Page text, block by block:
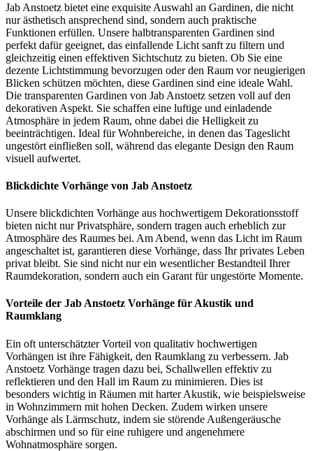
Jab Anstoetz bietet eine exquisite Auswahl an Gardinen, die nicht
nur ästhetisch ansprechend sind, sondern auch praktische
Funktionen erfüllen. Unsere halbtransparenten Gardinen sind
perfekt dafür geeignet, das einfallende Licht sanft zu filtern und
gleichzeitig einen effektiven Sichtschutz zu bieten. Ob Sie eine
dezente Lichtstimmung bevorzugen oder den Raum vor neugierigen
Blicken schützen möchten, diese Gardinen sind eine ideale Wahl.
Die transparenten Gardinen von Jab Anstoetz setzen voll auf den
dekorativen Aspekt. Sie schaffen eine luftige und einladende
Atmosphäre in jedem Raum, ohne dabei die Helligkeit zu
beeinträchtigen. Ideal für Wohnbereiche, in denen das Tageslicht
ungestört einfließen soll, während das elegante Design den Raum
visuell aufwertet.
Blickdichte Vorhänge von Jab Anstoetz
Unsere blickdichten Vorhänge aus hochwertigem Dekorationsstoff
bieten nicht nur Privatsphäre, sondern tragen auch erheblich zur
Atmosphäre des Raumes bei. Am Abend, wenn das Licht im Raum
angeschaltet ist, garantieren diese Vorhänge, dass Ihr privates Leben
privat bleibt. Sie sind nicht nur ein wesentlicher Bestandteil Ihrer
Raumdekoration, sondern auch ein Garant für ungestörte Momente.
Vorteile der Jab Anstoetz Vorhänge für Akustik und
Raumklang
Ein oft unterschätzter Vorteil von qualitativ hochwertigen
Vorhängen ist ihre Fähigkeit, den Raumklang zu verbessern. Jab
Anstoetz Vorhänge tragen dazu bei, Schallwellen effektiv zu
reflektieren und den Hall im Raum zu minimieren. Dies ist
besonders wichtig in Räumen mit harter Akustik, wie beispielsweise
in Wohnzimmern mit hohen Decken. Zudem wirken unsere
Vorhänge als Lärmschutz, indem sie störende Außengeräusche
abschirmen und so für eine ruhigere und angenehmere
Wohnatmosphäre sorgen.